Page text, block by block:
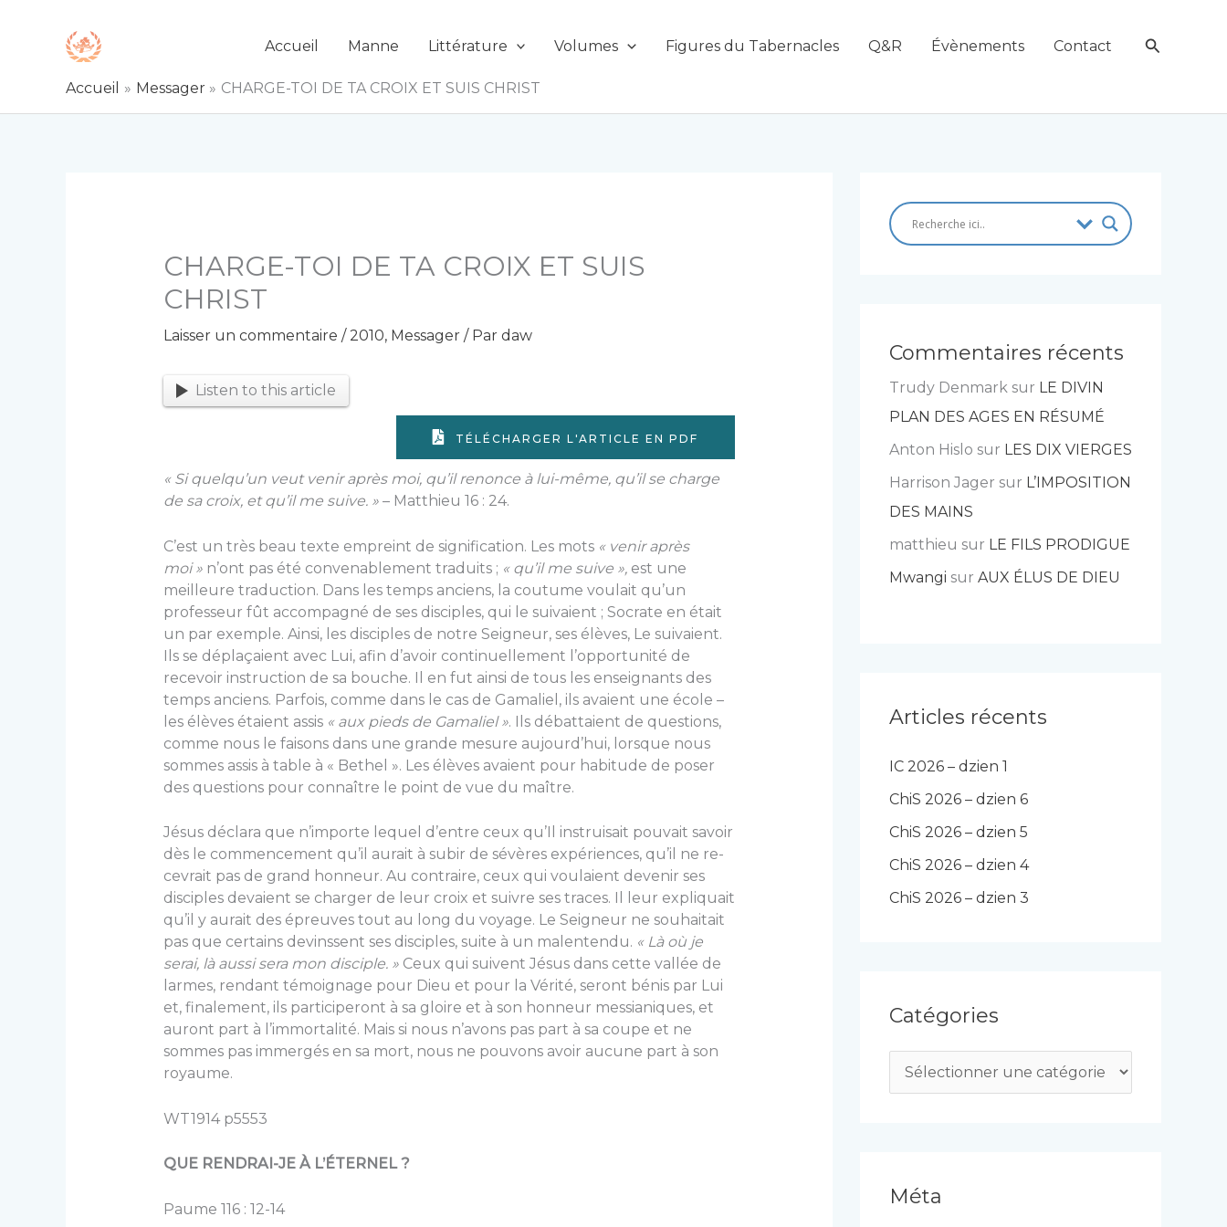
Accueil Manne Littérature Volumes Figures du Tabernacles Q&R Évènements Contact
Accueil Messager CHARGE-TOI DE TA CROIX ET SUIS CHRIST
CHARGE-TOI DE TA CROIX ET SUIS
CHRIST
Laisser un commentaire / 2010, Messager/ Par daw
Listen to this article
TÉLÉCHARGER L'ARTICLE EN PDF
« Si quelqu’un veut venir après moi, qu’il renonce à lui-même, qu’il se charge
de sa croix, et qu’il me suive. »– Matthieu 16 : 24.
C’est un très beau texte empreint de signification. Les mots « venir après
moi »n’ont pas été convena­blement traduits ; « qu’il me suive »,est une
meilleure traduction. Dans les temps anciens, la coutume voulait qu’un
professeur fût accompagné de ses disciples, qui le suivaient ; Socrate en était
un par exemple. Ainsi, les disciples de notre Seigneur, ses élèves, Le sui­vaient.
Ils se déplaçaient avec Lui, afin d’avoir conti­nuellement l’opportunité de
recevoir instruction de sa bouche. Il en fut ainsi de tous les enseignants des
temps anciens. Parfois, comme dans le cas de Gama­liel, ils avaient une école –
les élèves étaient assis « aux pieds de Gamaliel ». Ils débattaient de ques­tions,
comme nous le faisons dans une grande mesure aujourd’hui, lorsque nous
sommes assis à table à « Bethel ». Les élèves avaient pour habitude de poser
des questions pour connaître le point de vue du maître.
Jésus déclara que n’importe lequel d’entre ceux qu’Il instruisait pouvait savoir
dès le commencement qu’il aurait à subir de sévères expériences, qu’il ne re­
cevrait pas de grand honneur. Au contraire, ceux qui voulaient devenir ses
disciples devaient se charger de leur croix et suivre ses traces. Il leur expliquait
qu’il y aurait des épreuves tout au long du voyage. Le Sei­gneur ne souhaitait
pas que certains devinssent ses disciples, suite à un malentendu. « Là où je
serai, là aussi sera mon disciple. » Ceux qui suivent Jésus dans cette vallée de
larmes, rendant témoignage pour Dieu et pour la Vérité, seront bénis par Lui
et, finale­ment, ils participeront à sa gloire et à son honneur messianiques, et
auront part à l’immortalité. Mais si nous n’avons pas part à sa coupe et ne
sommes pas immergés en sa mort, nous ne pouvons avoir aucune part à son
royaume.
WT1914 p5553
QUE RENDRAI-JE À L’ÉTERNEL ?
Paume 116 : 12-14
Commentaires récents
Trudy Denmark sur LE DIVIN
PLAN DES AGES EN RÉSUMÉ
Anton Hislo sur LES DIX VIERGES
Harrison Jager sur L’IMPOSITION
DES MAINS
matthieu sur LE FILS PRODIGUE
Mwangi sur AUX ÉLUS DE DIEU
Articles récents
IC 2026 – dzien 1
ChiS 2026 – dzien 6
ChiS 2026 – dzien 5
ChiS 2026 – dzien 4
ChiS 2026 – dzien 3
Catégories
a
Méta